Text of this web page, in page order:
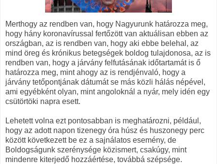
Merthogy az rendben van, hogy Nagyurunk határozza meg,
hogy hány koronavírussal fertőzött van aktuálisan ebben az
országban, az is rendben van, hogy aki ebbe belehal, az
mind öreg és krónikus betegségek boldog tulajdonosa, az is
rendben van, hogy a járvány felfutásának időtartamát is ő
határozza meg, mint ahogy az is rendjénvaló, hogy a
járvány tetőpontjának dátumát se más közli hálás népével,
ami egyébként olyan, mint angoloknál a nyár, mely idén egy
csütörtöki napra esett.
Lehetett volna ezt pontosabban is meghatározni, például,
hogy az adott napon tizenegy óra húsz és huszonegy perc
között következett be ez a sajnálatos esemény, de
Boldogságunk szerénysége közismert, csakúgy, mint
mindenre kiterjedő hozzáértése, továbbá szépsége.